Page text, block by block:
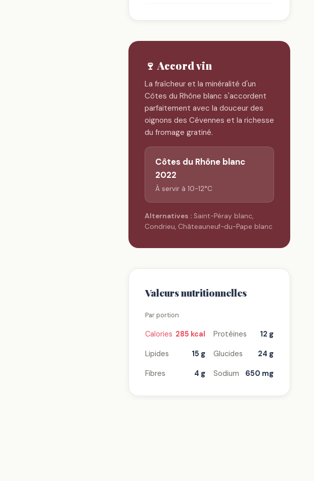
🍷 Accord vin
La fraîcheur et la minéralité d'un
Côtes du Rhône blanc s'accordent
parfaitement avec la douceur des
oignons des Cévennes et la richesse
du fromage gratiné.
Côtes du Rhône blanc
2022
À servir à 10-12°C
Alternatives : Saint-Péray blanc,
Condrieu, Châteauneuf-du-Pape blanc
Valeurs nutritionnelles
Par portion
Calories 285 kcal Protéines 12 g
Lipides 15 g Glucides 24 g
Fibres 4 g Sodium 650 mg